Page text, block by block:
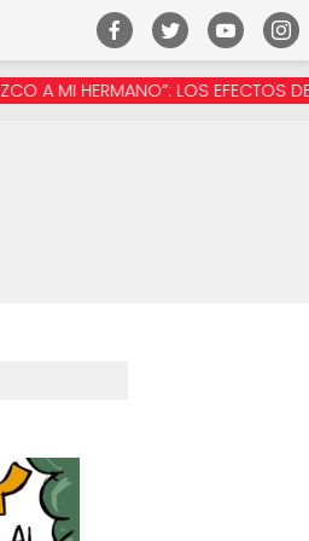
LOS EFECTOS DE LA